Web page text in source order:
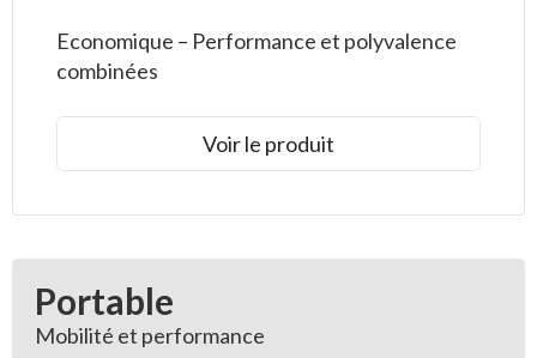
Economique – Performance et polyvalence
combinées
Voir le produit
Portable
Mobilité et performance